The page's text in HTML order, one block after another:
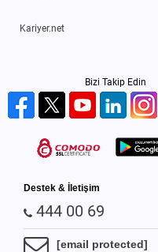
Kariyer.net
Bizi Takip Edin
Destek & İletişim
444 00 69
[email protected]